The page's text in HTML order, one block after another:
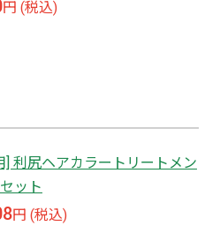
円 (税込)
] 利尻ヘアカラートリートメン
ット
円 (税込)